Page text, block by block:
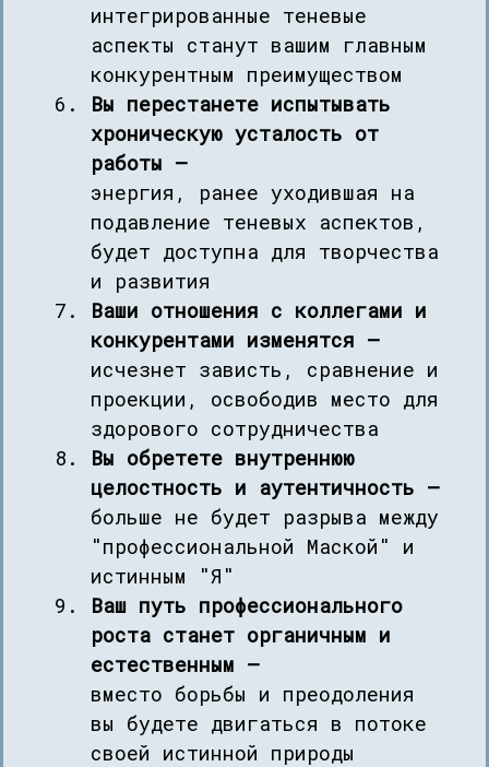
интегрированные теневые
аспекты станут вашим главным
конкурентным преимуществом
Вы перестанете испытывать
хроническую усталость от
работы —
энергия, ранее уходившая на
подавление теневых аспектов,
будет доступна для творчества
и развития
Ваши отношения с коллегами и
конкурентами изменятся —
исчезнет зависть, сравнение и
проекции, освободив место для
здорового сотрудничества
Вы обретете внутреннюю
целостность и аутентичность —
больше не будет разрыва между
"профессиональной Маской" и
истинным "Я"
Ваш путь профессионального
роста станет органичным и
естественным —
вместо борьбы и преодоления
вы будете двигаться в потоке
своей истинной природы